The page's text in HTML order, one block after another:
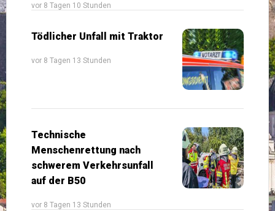
vor 8 Tagen 10 Stunden
Tödlicher Unfall mit Traktor
vor 8 Tagen 13 Stunden
Technische
Menschenrettung nach
schwerem Verkehrsunfall
auf der B50
vor 8 Tagen 13 Stunden